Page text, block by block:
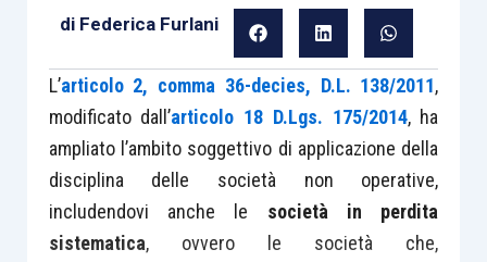
di Federica Furlani
L’articolo 2, comma 36-decies, D.L. 138/2011,
modificato dall’articolo 18 D.Lgs. 175/2014, ha
ampliato l’ambito sogget­tivo di applicazione della
disciplina delle società non operative,
includendovi anche le società in perdita
sistematica, ovvero le società che,